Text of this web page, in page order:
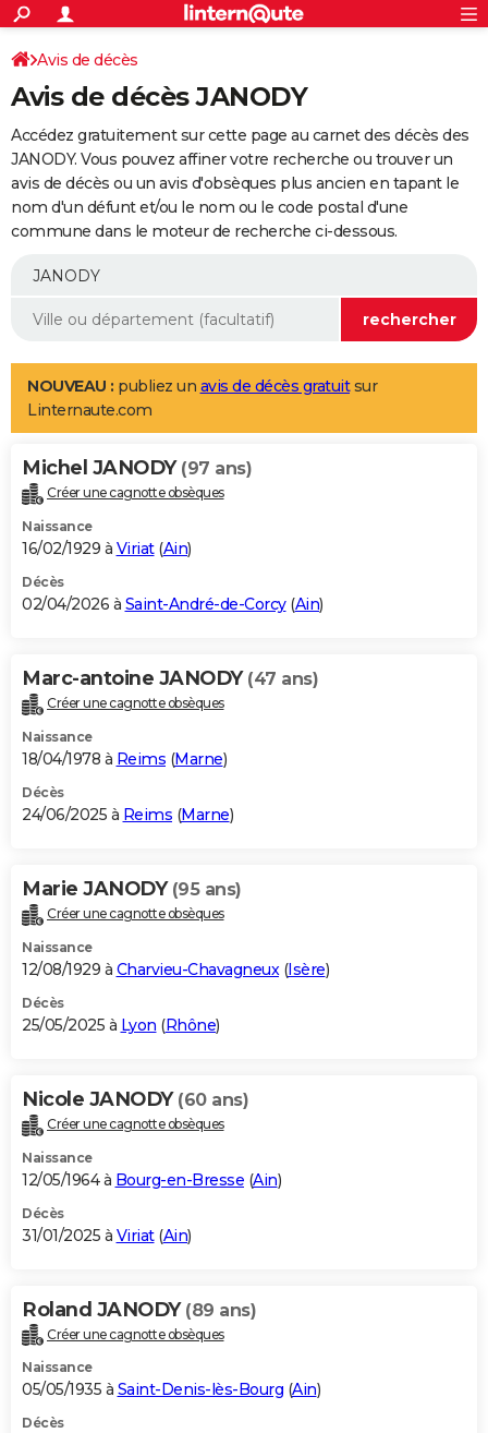
ACTUALITÉS
Politique
Société
Faits Divers
Education
Monde
Villes
+
SPORT
Coupe du monde 2026
Football
Tennis
Cyclisme
Rugby
Forum
Programme TV
TNT
Streaming
Cinéma
Sorties cinéma
Musique
+
FINANCE
Retraite
Epargne
Immobilier
Risques naturels par ville
Banque
Assurance
AUTO
Essais
Réserver un essai
Citadines
Berlines
SUV
Forum auto
+
Mobiles
Meilleur smartphone
Internet
Ordinateurs
Jeux vidéo
Guide high-tech
Aménagement intérieur
LIFESTYLE
Art de vivre
Bien-être
Loisirs
Mode
Modes de vie
Alimentation
Guide de la santé
Maladies
Médicaments
Sommeil
VOYAGE
Destinations
City break
Voyage nature
Voyage de noces
Forum
Climat
+PHOTO
GUIDES D'ACHAT
BONS PLANS
Carte de Noël
Carte Bonne année
Carte Saint-Valentin
Carte Pâques
Carte d'anniversaire
DICTIONNAIRE
Dictionnaire
Biographies
Citations
Expressions
Proverbes
PROGRAMME TV
S'inscrire
Se connecter
Lycées
Collèges
Primaires
Universités
Entreprises
Service militaire
Avis de recherche
AVIS DE DÉCÈS
Bricolage
Lifestyle
Culture
Sport
Auto
Television
Voyage
Cinema
Avis de décès
Avis de décès JANODY
Accédez gratuitement sur cette page au carnet des décès des
JANODY. Vous pouvez affiner votre recherche ou trouver un
avis de décès ou un avis d'obsèques plus ancien en tapant le
nom d'un défunt et/ou le nom ou le code postal d'une
commune dans le moteur de recherche ci-dessous.
NOUVEAU : publiez un avis de décès gratuitsur
Linternaute.com
Michel JANODY (97 ans)
Créer une cagnotte obsèques
Naissance
16/02/1929 à Viriat(Ain)
Décès
02/04/2026 à Saint-André-de-Corcy(Ain)
Marc-antoine JANODY (47 ans)
Créer une cagnotte obsèques
Naissance
18/04/1978 à Reims (Marne)
Décès
24/06/2025 à Reims (Marne)
Marie JANODY (95 ans)
Créer une cagnotte obsèques
Naissance
12/08/1929 à Charvieu-Chavagneux(Isère)
Décès
25/05/2025 à Lyon (Rhône)
Nicole JANODY (60 ans)
Créer une cagnotte obsèques
Naissance
12/05/1964 à Bourg-en-Bresse (Ain)
Décès
31/01/2025 à Viriat(Ain)
Roland JANODY (89 ans)
Créer une cagnotte obsèques
Naissance
05/05/1935 à Saint-Denis-lès-Bourg (Ain)
Décès